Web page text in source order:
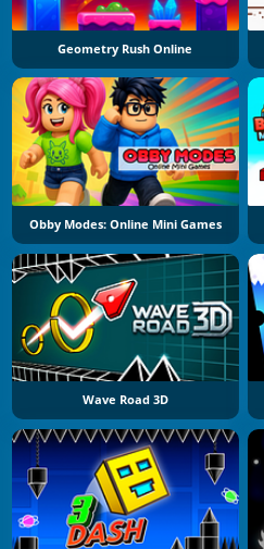
Geometry Rush Online
Obby Modes: Online Mini Games
Wave Road 3D